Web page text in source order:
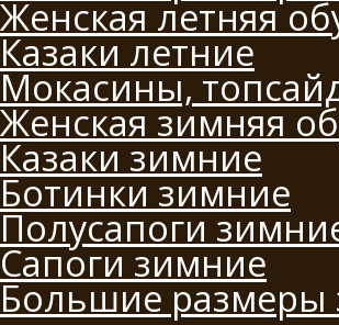
Женская летняя
Казаки летние
Мокасины,
Женская зимняя
Казаки зимние
Ботинки зимние
Полусапоги
Сапоги зимние
Большие размеры